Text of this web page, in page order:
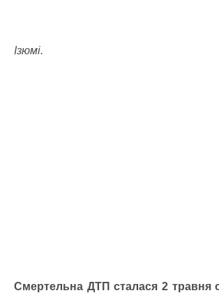
Ізюмі.
Смертельна ДТП сталася 2 травня